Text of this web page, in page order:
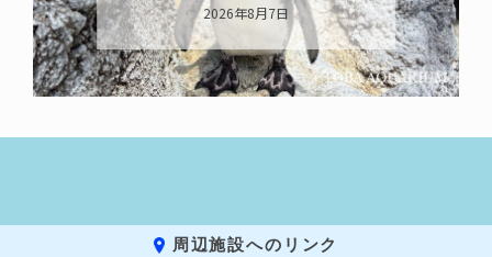
2026年8月7日
周辺施設へのリンク